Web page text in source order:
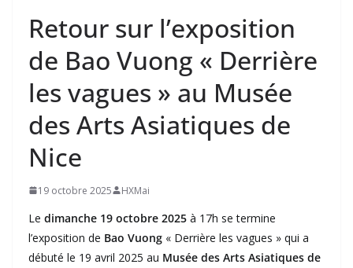
Retour sur l’exposition
de Bao Vuong « Derrière
les vagues » au Musée
des Arts Asiatiques de
Nice
19 octobre 2025 HXMai
Le dimanche 19 octobre 2025 à 17h se termine
l’exposition de Bao Vuong « Derrière les vagues » qui a
débuté le 19 avril 2025 au Musée des Arts Asiatiques de